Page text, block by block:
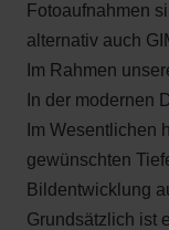
Fotoaufnahmen
alternativ auch
Im Rahmen
In der modernen
Im Wesentlichen
gewünschten
Bildentwicklung
Grundsätzlich ist